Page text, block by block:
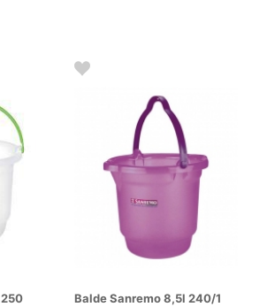
Balde Sanremo 8,5l 240/1